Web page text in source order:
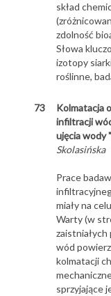
skład
zdolność
Słowa
izotopy
roślinne,
73
Kolmatacja
infiltracji
ujęcia wody
Skolasińska
Prace
miały na
Warty (w
wód
kolmatacji
sprzyjające